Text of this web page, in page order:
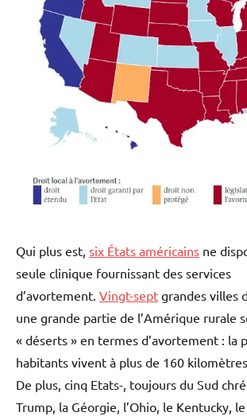
Qui plus est, six États américains ne
seule clinique fournissant des services
d’avortement. Vingt-sept grandes villes
une grande partie de l’Amérique rurale
« déserts » en termes d’avortement : la
habitants vivent à plus de 160
De plus, cinq Etats-, toujours du Sud
Trump, la Géorgie, l’Ohio, le Kentucky,